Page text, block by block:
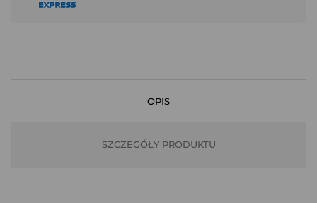
OPIS
SZCZEGÓŁY PRODUKTU